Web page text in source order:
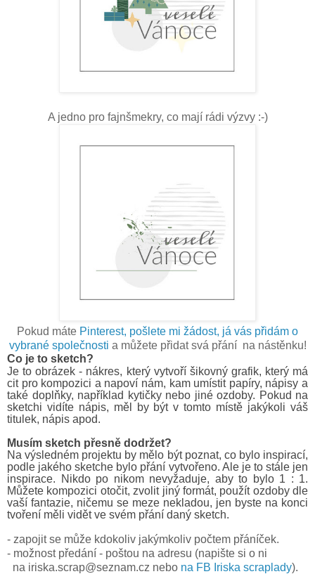
A jedno pro fajnšmekry, co mají rádi výzvy :-)
Pokud máte Pinterest, pošlete mi žádost, já vás přidám o
vybrané společnosti a můžete přidat svá přání na nástěnku!
Co je to sketch?
Je to obrázek - nákres, který vytvoří šikovný grafik, který má
cit pro kompozici a napoví nám, kam umístit papíry, nápisy a
také doplňky, například kytičky nebo jiné ozdoby. Pokud na
sketchi vidíte nápis, měl by být v tomto místě jakýkoli váš
titulek, nápis apod.
Musím sketch přesně dodržet?
Na výsledném projektu by mělo být poznat, co bylo inspirací,
podle jakého sketche bylo přání vytvořeno. Ale je to stále jen
inspirace. Nikdo po nikom nevyžaduje, aby to bylo 1 : 1.
Můžete kompozici otočit, zvolit jiný formát, použít ozdoby dle
vaší fantazie, ničemu se meze nekladou, jen byste na konci
tvoření měli vidět ve svém přání daný sketch.
- zapojit se může kdokoliv jakýmkoliv počtem přáníček.
- možnost předání - poštou na adresu (napište si o ni
na iriska.scrap@seznam.cz nebo na FB Iriska scraplady).